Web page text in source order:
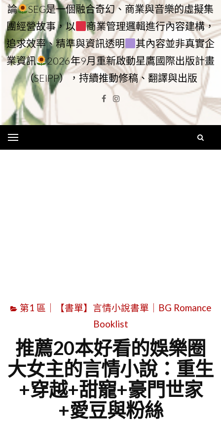
論
SEG是一個融合奇幻、商業與音樂的虛擬集
團經營故事，以
商業管理邏輯進行內容建構，
追求效率、精準與資訊透明
其內容並非真實企
業資訊
2026年9月重新啟動星鷹國際出版計畫
（SEIPP），持續推動修稿、翻譯與出版
Facebook
Instagram
第1 區｜【書單】言情小說書單｜BG Romance
Booklist
推薦20本好看的娛樂圈
大女主的言情小說：重生
+穿越+甜寵+豪門世家
+愛豆與粉絲